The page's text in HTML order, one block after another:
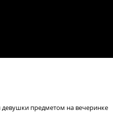
предметом на вечеринке